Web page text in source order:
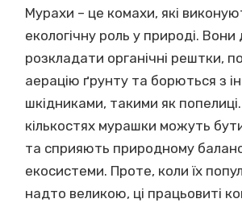
Мурахи – це комахи, які
екологічну роль у природі.
розкладати органічні рештки,
аерацію ґрунту та борються з
шкідниками, такими як
кількостях мурашки можуть
та сприяють природному
екосистеми. Проте, коли їх
надто великою, ці працьовиті